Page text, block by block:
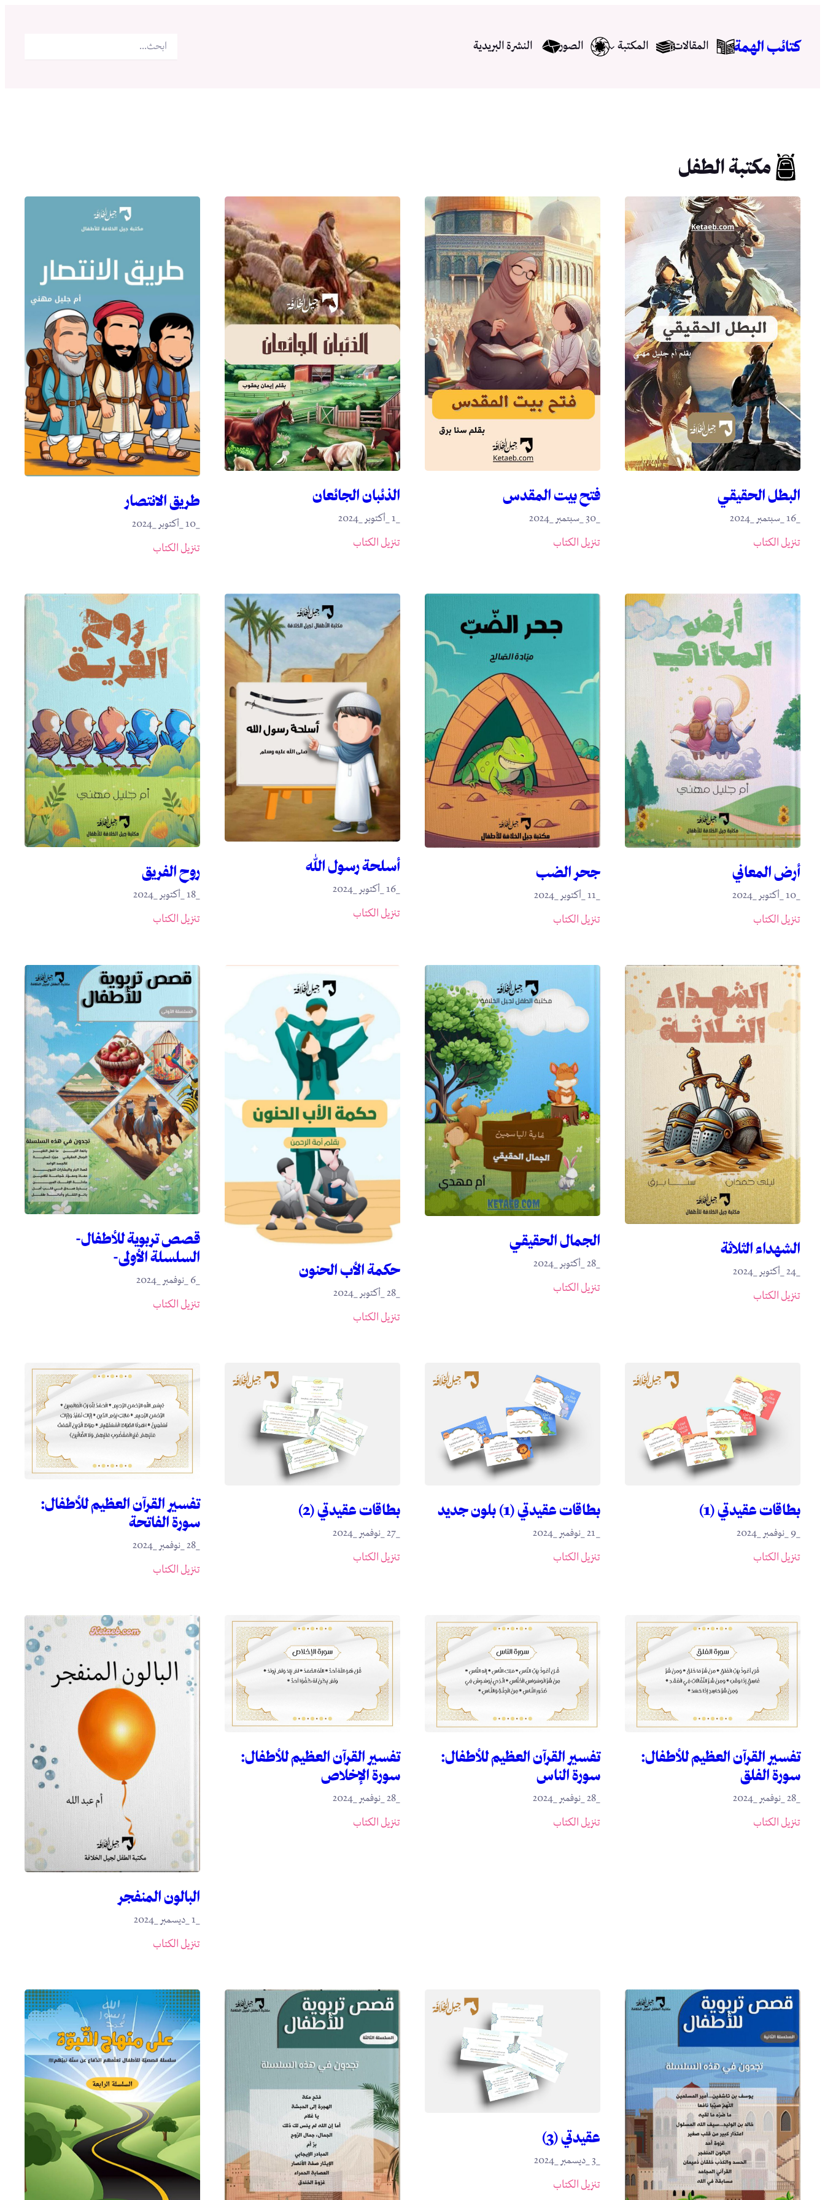
المحتوىكتائب الهمة المقالات المكتبة الصور النشرة البريدية البحث
مكتبة الطفل
البطل الحقيقي
تنزيل الكتاب
فتح بيت المقدس
تنزيل الكتاب
الذئبان الجائعان
تنزيل الكتاب
طريق الانتصار
تنزيل الكتاب
أرض المعاني
تنزيل الكتاب
جحر الضب
تنزيل الكتاب
أسلحة رسول الله
تنزيل الكتاب
روح الفريق
تنزيل الكتاب
الشهداء الثلاثة
تنزيل الكتاب
الجمال الحقيقي
تنزيل الكتاب
حكمة الأب الحنون
تنزيل الكتاب
قصص تربوية للأطفال-
السلسلة الأولى-
تنزيل الكتاب
بطاقات عقيدتي (1)
تنزيل الكتاب
بطاقات عقيدتي (1) بلون جديد
تنزيل الكتاب
بطاقات عقيدتي (2)
تنزيل الكتاب
تفسير القرآن العظيم للأطفال:
سورة الفاتحة
تنزيل الكتاب
تفسير القرآن العظيم للأطفال:
سورة الفلق
تنزيل الكتاب
تفسير القرآن العظيم للأطفال:
سورة الناس
تنزيل الكتاب
تفسير القرآن العظيم للأطفال:
سورة الإخلاص
تنزيل الكتاب
البالون المنفجر
تنزيل الكتاب
عقيدتي (3)
تنزيل الكتاب